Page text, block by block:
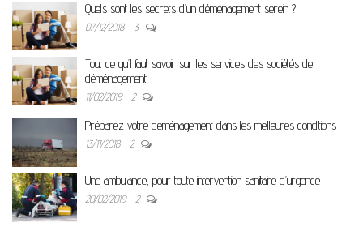
Quels sont les secrets d’un déménagement serein ?
07/12/2018 3
Tout ce qu’il faut savoir sur les services des sociétés de
déménagement
11/02/2019 2
Préparez votre déménagement dans les meilleures conditions
13/11/2018 2
Une ambulance, pour toute intervention sanitaire d’urgence
20/02/2019 2